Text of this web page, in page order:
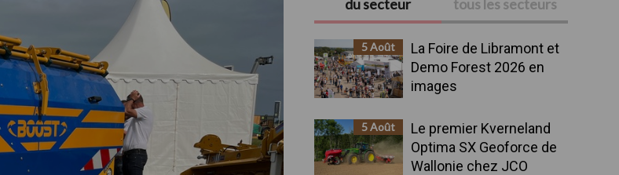
latérale
principale
du secteur
tous les secteurs
5 Août
La Foire de Libramont et
Demo Forest 2026 en
images
5 Août
Le premier Kverneland
Optima SX Geoforce de
Wallonie chez JCO